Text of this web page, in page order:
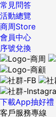
常見問答
活動總覽
商周Store
會員中心
序號兌換
下載App抽好禮
客戶服務專線